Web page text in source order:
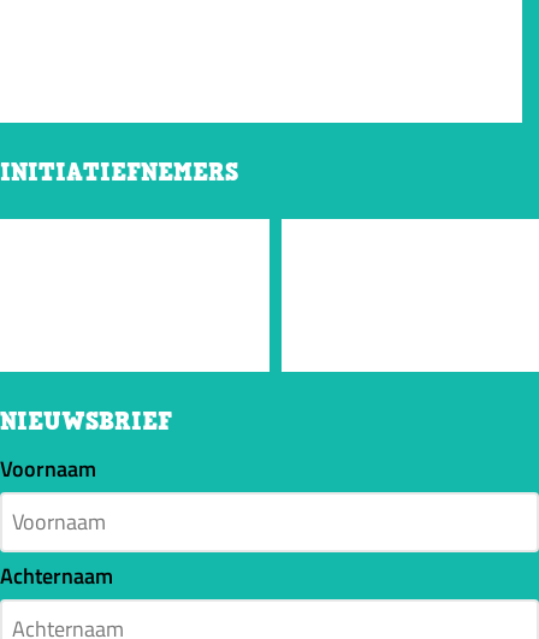
INITIATIEFNEMERS
NIEUWSBRIEF
Voornaam
Achternaam